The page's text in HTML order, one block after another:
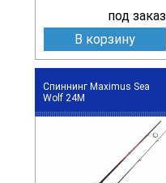
под заказ
В корзину
Спиннинг Maximus Sea
Wolf 24M